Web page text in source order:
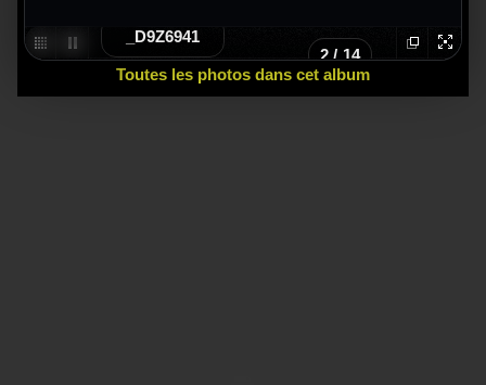
2/ 14
_D9Z6941
Toutes les photos dans cet album